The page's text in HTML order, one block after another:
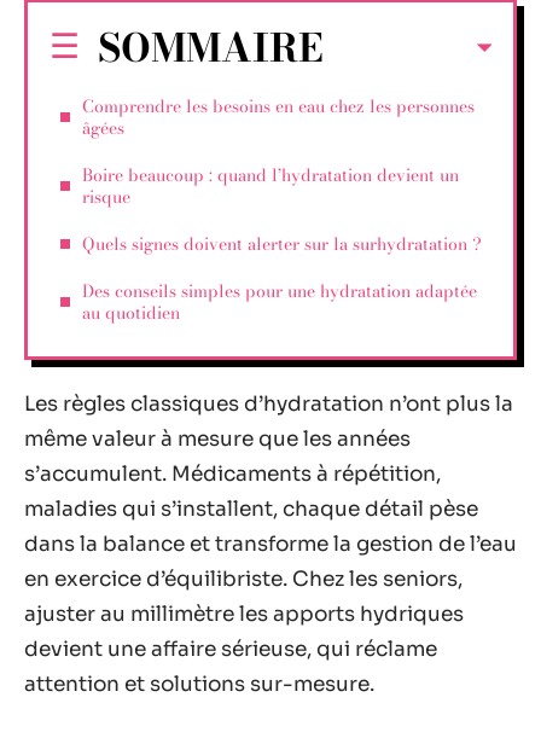
SOMMAIRE
Comprendre les besoins en eau chez les personnes
âgées
Boire beaucoup : quand l’hydratation devient un
risque
Quels signes doivent alerter sur la surhydratation ?
Des conseils simples pour une hydratation adaptée
au quotidien
Les règles classiques d’hydratation n’ont plus la
même valeur à mesure que les années
s’accumulent. Médicaments à répétition,
maladies qui s’installent, chaque détail pèse
dans la balance et transforme la gestion de l’eau
en exercice d’équilibriste. Chez les seniors,
ajuster au millimètre les apports hydriques
devient une affaire sérieuse, qui réclame
attention et solutions sur-mesure.